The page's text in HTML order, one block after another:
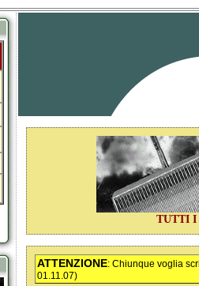
TUTTI I
ATTENZIONE: Chiunque voglia
01.11.07)